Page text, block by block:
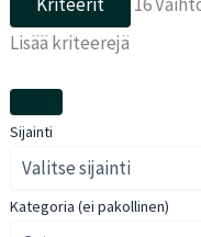
Lisää kriteerejä
Sijainti
Kategoria (ei pakollinen)